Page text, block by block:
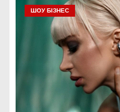
ШОУ БІЗНЕС